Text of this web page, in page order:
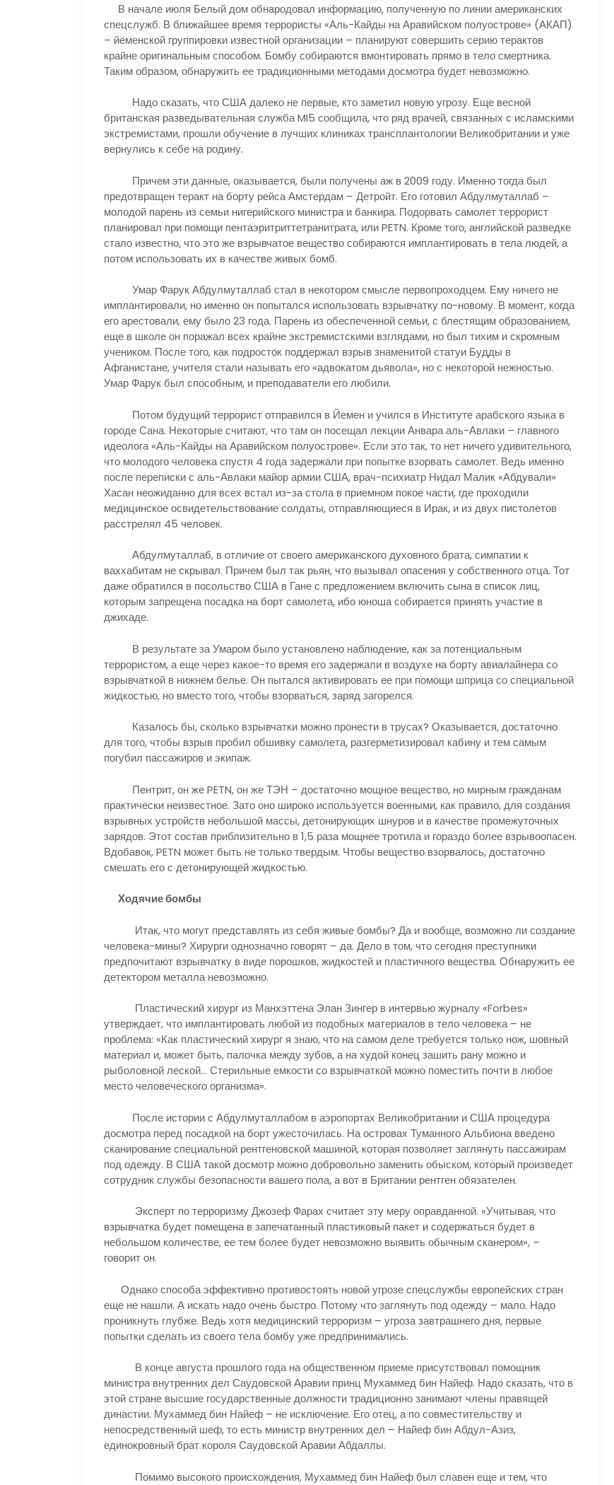
В начале июля Белый дом обнародовал информацию, полученную по линии американских
спецслужб. В ближайшее время террористы «Аль-Кайды на Аравийском полуострове» (АКАП)
– йеменской группировки известной организации – планируют совершить серию терактов
крайне оригинальным способом. Бомбу собираются вмонтировать прямо в тело смертника.
Таким образом, обнаружить ее традиционными методами досмотра будет невозможно.
Надо сказать, что США далеко не первые, кто заметил новую угрозу. Еще весной
британская разведывательная служба MI5 сообщила, что ряд врачей, связанных с исламскими
экстремистами, прошли обучение в лучших клиниках трансплантологии Великобритании и уже
вернулись к себе на родину.
Причем эти данные, оказывается, были получены аж в 2009 году. Именно тогда был
предотвращен теракт на борту рейса Амстердам – Детройт. Его готовил Абдулмуталлаб –
молодой парень из семьи нигерийского министра и банкира. Подорвать самолет террорист
планировал при помощи пентаэритриттетранитрата, или PETN. Кроме того, английской разведке
стало известно, что это же взрывчатое вещество собираются имплантировать в тела людей, а
потом использовать их в качестве живых бомб.
Умар Фарук Абдулмуталлаб стал в некотором смысле первопроходцем. Ему ничего не
имплантировали, но именно он попытался использовать взрывчатку по-новому. В момент, когда
его арестовали, ему было 23 года. Парень из обеспеченной семьи, с блестящим образованием,
еще в школе он поражал всех крайне экстремистскими взглядами, но был тихим и скромным
учеником. После того, как подросток поддержал взрыв знаменитой статуи Будды в
Афганистане, учителя стали называть его «адвокатом дьявола», но с некоторой нежностью.
Умар Фарук был способным, и преподаватели его любили.
Потом будущий террорист отправился в Йемен и учился в Институте арабского языка в
городе Сана. Некоторые считают, что там он посещал лекции Анвара аль-Авлаки – главного
идеолога «Аль-Кайды на Аравийском полуострове». Если это так, то нет ничего удивительного,
что молодого человека спустя 4 года задержали при попытке взорвать самолет. Ведь именно
после переписки с аль-Авлаки майор армии США, врач-психиатр Нидал Малик «Абдували»
Хасан неожиданно для всех встал из-за стола в приемном покое части, где проходили
медицинское освидетельствование солдаты, отправляющиеся в Ирак, и из двух пистолетов
расстрелял 45 человек.
Абдулмуталлаб, в отличие от своего американского духовного брата, симпатии к
ваххабитам не скрывал. Причем был так рьян, что вызывал опасения у собственного отца. Тот
даже обратился в посольство США в Гане с предложением включить сына в список лиц,
которым запрещена посадка на борт самолета, ибо юноша собирается принять участие в
джихаде.
В результате за Умаром было установлено наблюдение, как за потенциальным
террористом, а еще через какое-то время его задержали в воздухе на борту авиалайнера со
взрывчаткой в нижнем белье. Он пытался активировать ее при помощи шприца со специальной
жидкостью, но вместо того, чтобы взорваться, заряд загорелся.
Казалось бы, сколько взрывчатки можно пронести в трусах? Оказывается, достаточно
для того, чтобы взрыв пробил обшивку самолета, разгерметизировал кабину и тем самым
погубил пассажиров и экипаж.
Пентрит, он же PETN, он же ТЭН – достаточно мощное вещество, но мирным гражданам
практически неизвестное. Зато оно широко используется военными, как правило, для создания
взрывных устройств небольшой массы, детонирующих шнуров и в качестве промежуточных
зарядов. Этот состав приблизительно в 1,5 раза мощнее тротила и гораздо более взрывоопасен.
Вдобавок, PETN может быть не только твердым. Чтобы вещество взорвалось, достаточно
смешать его с детонирующей жидкостью.
Ходячие бомбы
Итак, что могут представлять из себя живые бомбы? Да и вообще, возможно ли создание
человека-мины? Хирурги однозначно говорят – да. Дело в том, что сегодня преступники
предпочитают взрывчатку в виде порошков, жидкостей и пластичного вещества. Обнаружить ее
детектором металла невозможно.
Пластический хирург из Манхэттена Элан Зингер в интервью журналу «Forbes»
утверждает, что имплантировать любой из подобных материалов в тело человека – не
проблема: «Как пластический хирург я знаю, что на самом деле требуется только нож, шовный
материал и, может быть, палочка между зубов, а на худой конец зашить рану можно и
рыболовной леской… Стерильные емкости со взрывчаткой можно поместить почти в любое
место человеческого организма».
После истории с Абдулмуталлабом в аэропортах Великобритании и США процедура
досмотра перед посадкой на борт ужесточилась. На островах Туманного Альбиона введено
сканирование специальной рентгеновской машиной, которая позволяет заглянуть пассажирам
под одежду. В США такой досмотр можно добровольно заменить обыском, который произведет
сотрудник службы безопасности вашего пола, а вот в Британии рентген обязателен.
Эксперт по терроризму Джозеф Фарах считает эту меру оправданной. «Учитывая, что
взрывчатка будет помещена в запечатанный пластиковый пакет и содержаться будет в
небольшом количестве, ее тем более будет невозможно выявить обычным сканером», –
говорит он.
Однако способа эффективно противостоять новой угрозе спецслужбы европейских стран
еще не нашли. А искать надо очень быстро. Потому что заглянуть под одежду – мало. Надо
проникнуть глубже. Ведь хотя медицинский терроризм – угроза завтрашнего дня, первые
попытки сделать из своего тела бомбу уже предпринимались.
В конце августа прошлого года на общественном приеме присутствовал помощник
министра внутренних дел Саудовской Аравии принц Мухаммед бин Найеф. Надо сказать, что в
этой стране высшие государственные должности традиционно занимают члены правящей
династии. Мухаммед бин Найеф – не исключение. Его отец, а по совместительству и
непосредственный шеф, то есть министр внутренних дел – Найеф бин Абдул-Азиз,
единокровный брат короля Саудовской Аравии Абдаллы.
Помимо высокого происхождения, Мухаммед бин Найеф был славен еще и тем, что